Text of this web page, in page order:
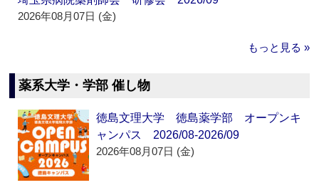
2026年08月07日 (金)
もっと見る »
薬系大学・学部 催し物
徳島文理大学 徳島薬学部 オープンキ
ャンパス 2026/08-2026/09
2026年08月07日 (金)